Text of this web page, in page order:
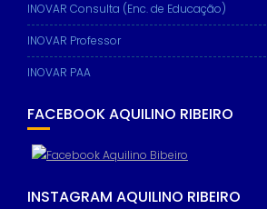
INOVAR Consulta (Enc. de Educação)
INOVAR Professor
INOVAR PAA
FACEBOOK AQUILINO RIBEIRO
INSTAGRAM AQUILINO RIBEIRO